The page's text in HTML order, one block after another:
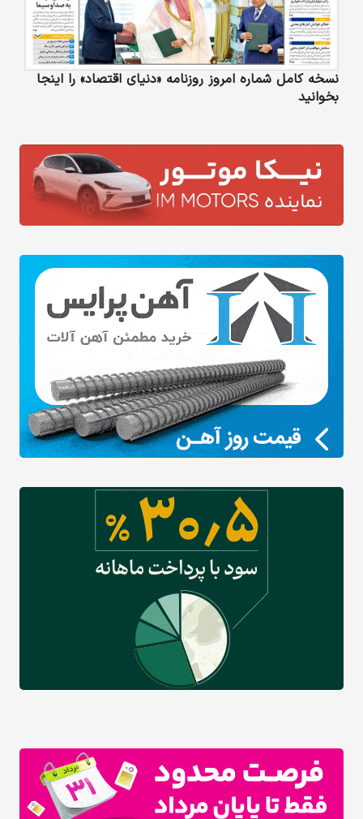
نسخه کامل شماره امروز روزنامه «دنیای‌ اقتصاد» را اینجا
بخوانید